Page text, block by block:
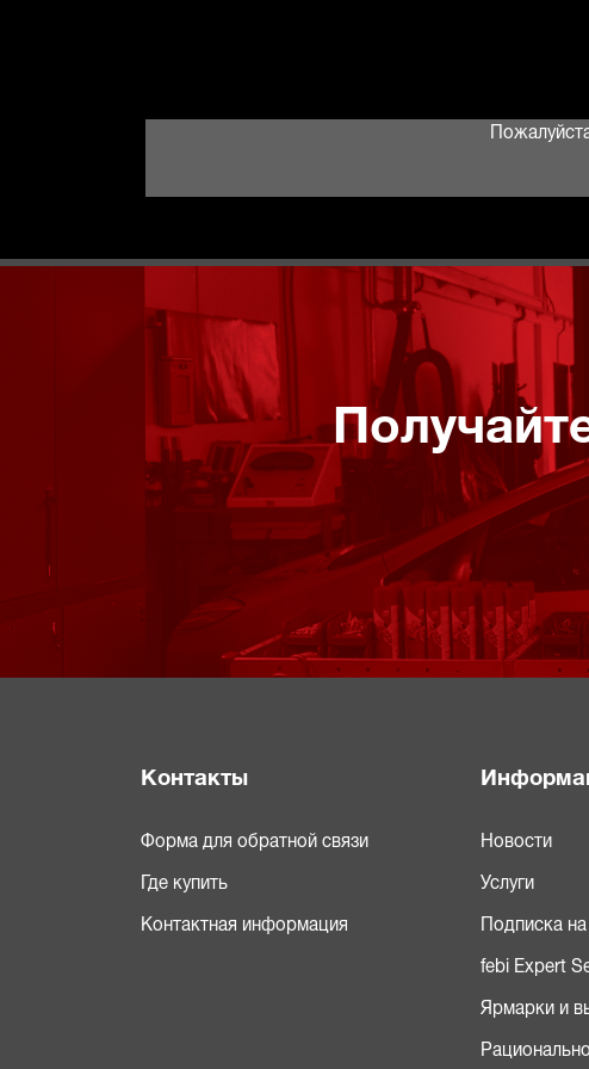
Контакты
Форма для обратной связи
Где купить
Контактная информация
Новости
Услуги
Подписка
febi Expert
Ярмарки и